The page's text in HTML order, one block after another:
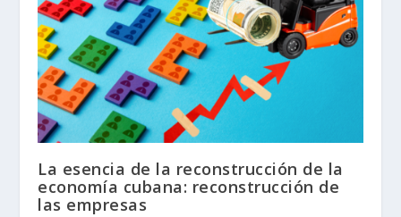
La esencia de la reconstrucción de la
economía cubana: reconstrucción de
las empresas